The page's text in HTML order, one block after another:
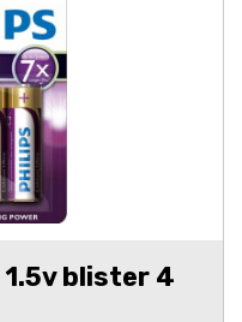
blister 4